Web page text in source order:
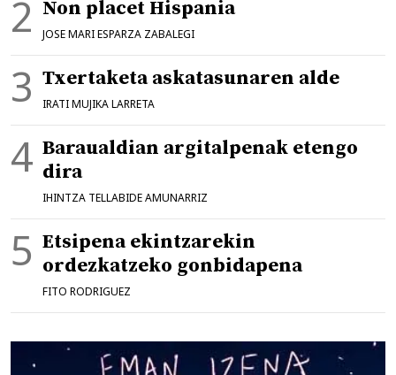
Non placet Hispania
JOSE MARI ESPARZA ZABALEGI
Txertaketa askatasunaren alde
IRATI MUJIKA LARRETA
Baraualdian argitalpenak etengo
dira
IHINTZA TELLABIDE AMUNARRIZ
Etsipena ekintzarekin
ordezkatzeko gonbidapena
FITO RODRIGUEZ